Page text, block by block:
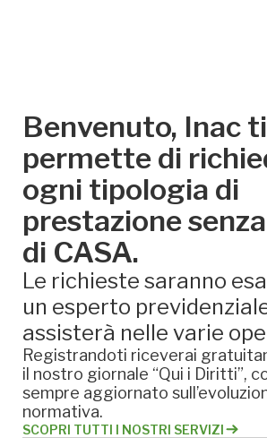
Benvenuto, Inac ti
permette di
ogni tipologia di
prestazione
di CASA.
Le richieste saranno
un esperto
assisterà nelle varie
Registrandoti riceverai
il nostro giornale “Qui i Diritti”,
sempre aggiornato
normativa.
SCOPRI TUTTI I NOSTRI SERVIZI